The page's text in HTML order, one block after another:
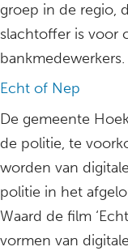
groep in de regio,
slachtoffer is voor
bankmedewerkers.
Echt of Nep
De gemeente
de politie, te
worden van
politie in het
Waard de film
vormen van